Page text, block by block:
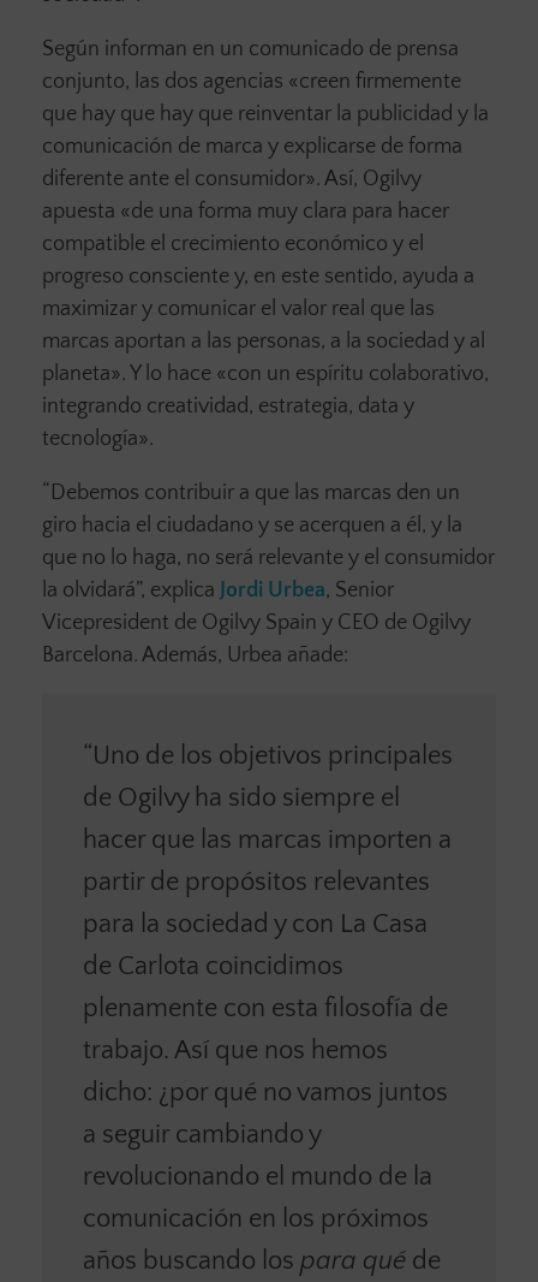
Según informan en un comunicado de prensa
conjunto, las dos agencias «creen firmemente
que hay que hay que reinventar la publicidad y la
comunicación de marca y explicarse de forma
diferente ante el consumidor». Así, Ogilvy
apuesta «de una forma muy clara para hacer
compatible el crecimiento económico y el
progreso consciente y, en este sentido, ayuda a
maximizar y comunicar el valor real que las
marcas aportan a las personas, a la sociedad y al
planeta». Y lo hace «con un espíritu colaborativo,
integrando creatividad, estrategia, data y
tecnología».
“Debemos contribuir a que las marcas den un
giro hacia el ciudadano y se acerquen a él, y la
que no lo haga, no será relevante y el consumidor
la olvidará”, explica Jordi Urbea, Senior
Vicepresident de Ogilvy Spain y CEO de Ogilvy
Barcelona. Además, Urbea añade:
“Uno de los objetivos principales
de Ogilvy ha sido siempre el
hacer que las marcas importen a
partir de propósitos relevantes
para la sociedad y con La Casa
de Carlota coincidimos
plenamente con esta filosofía de
trabajo. Así que nos hemos
dicho: ¿por qué no vamos juntos
a seguir cambiando y
revolucionando el mundo de la
comunicación en los próximos
años buscando los para quéde